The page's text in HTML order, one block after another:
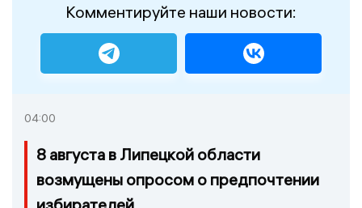
Комментируйте наши новости:
04:00
8 августа в Липецкой области
возмущены опросом о предпочтении